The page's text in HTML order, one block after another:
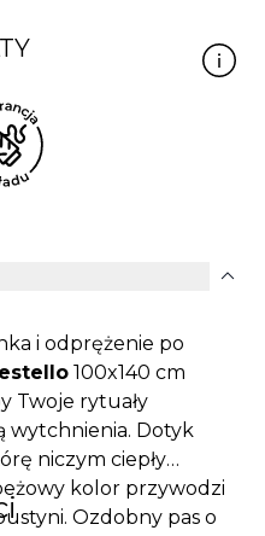
expand_more
i odprężenie po
100x140 cm
Twoje rytuały
wytchnienia. Dotyk
niczym ciepły
kolor przywodzi
Ozdobny pas o